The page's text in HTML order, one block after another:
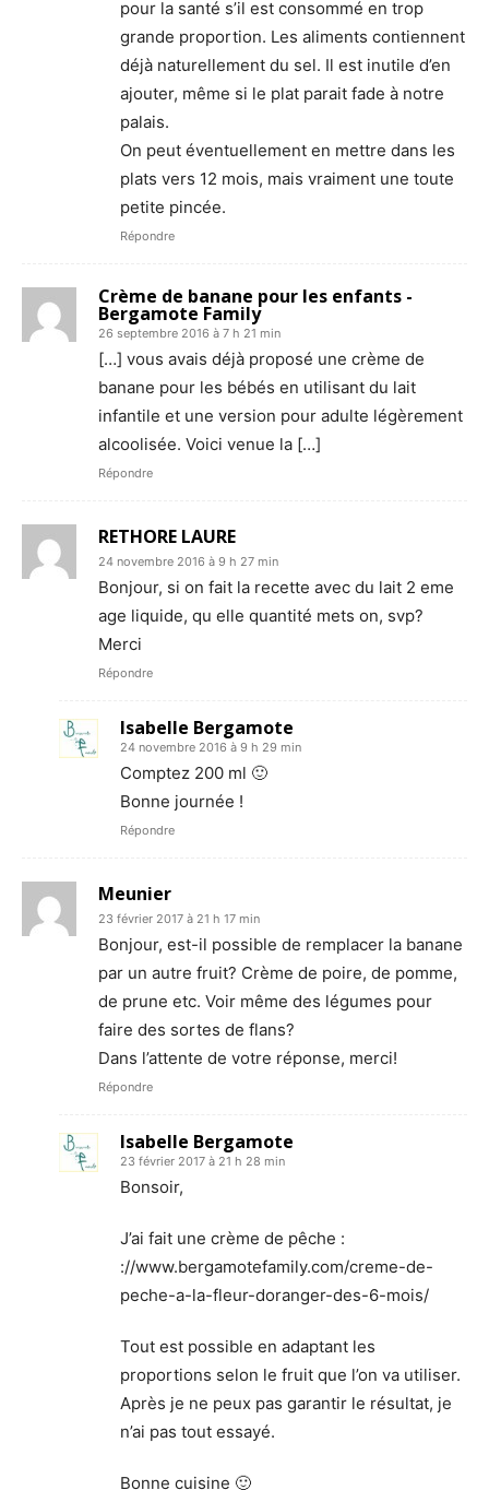
pour la santé s’il est consommé en trop
grande proportion. Les aliments contiennent
déjà naturellement du sel. Il est inutile d’en
ajouter, même si le plat parait fade à notre
palais.
On peut éventuellement en mettre dans les
plats vers 12 mois, mais vraiment une toute
petite pincée.
Répondre
Crème de banane pour les enfants -
Bergamote Family
26 septembre 2016 à 7 h 21 min
[…] vous avais déjà proposé une crème de
banane pour les bébés en utilisant du lait
infantile et une version pour adulte légèrement
alcoolisée. Voici venue la […]
Répondre
RETHORE LAURE
24 novembre 2016 à 9 h 27 min
Bonjour, si on fait la recette avec du lait 2 eme
age liquide, qu elle quantité mets on, svp?
Merci
Répondre
Isabelle Bergamote
24 novembre 2016 à 9 h 29 min
Comptez 200 ml 🙂
Bonne journée !
Répondre
Meunier
23 février 2017 à 21 h 17 min
Bonjour, est-il possible de remplacer la banane
par un autre fruit? Crème de poire, de pomme,
de prune etc. Voir même des légumes pour
faire des sortes de flans?
Dans l’attente de votre réponse, merci!
Répondre
Isabelle Bergamote
23 février 2017 à 21 h 28 min
Bonsoir,
J’ai fait une crème de pêche :
://www.bergamotefamily.com/creme-de-
peche-a-la-fleur-doranger-des-6-mois/
Tout est possible en adaptant les
proportions selon le fruit que l’on va utiliser.
Après je ne peux pas garantir le résultat, je
n’ai pas tout essayé.
Bonne cuisine 🙂